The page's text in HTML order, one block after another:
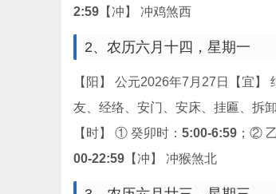
2:59 【冲】 冲鸡煞西
2、农历六月十四，星期一
【阳】 公元2026年7月 27 日【宜】
友、经络、安门、安床、挂匾、拆
【时】 ① 癸卯时： 5:00-6:59 ；②
00-22:59 【冲】 冲猴煞北